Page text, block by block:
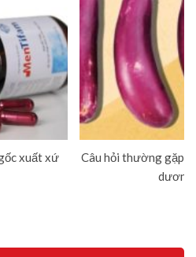
xuất xứ
Câu hỏi thường gặp
dương